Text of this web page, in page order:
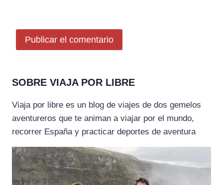
SOBRE VIAJA POR LIBRE
Viaja por libre es un blog de viajes de dos gemelos
aventureros que te animan a viajar por el mundo,
recorrer España y practicar deportes de aventura